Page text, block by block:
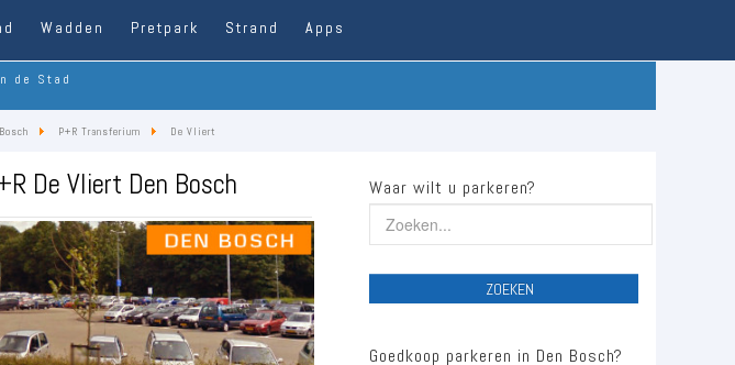
Wadden Pretpark Strand Apps
de Stad
P+R Transferium De Vliert
De Vliert Den Bosch Waar wilt u parkeren?
ZOEKEN
Goedkoop parkeren in Den Bosch?